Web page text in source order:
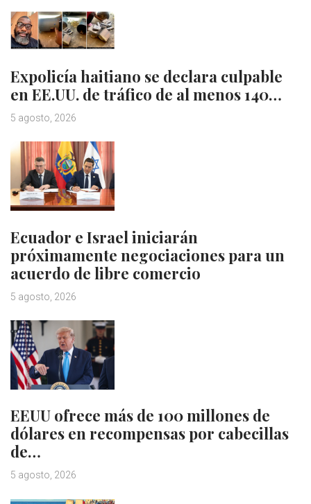
Expolicía haitiano se declara culpable
en EE.UU. de tráfico de al menos 140…
5 agosto, 2026
Ecuador e Israel iniciarán
próximamente negociaciones para un
acuerdo de libre comercio
5 agosto, 2026
EEUU ofrece más de 100 millones de
dólares en recompensas por cabecillas
de…
5 agosto, 2026